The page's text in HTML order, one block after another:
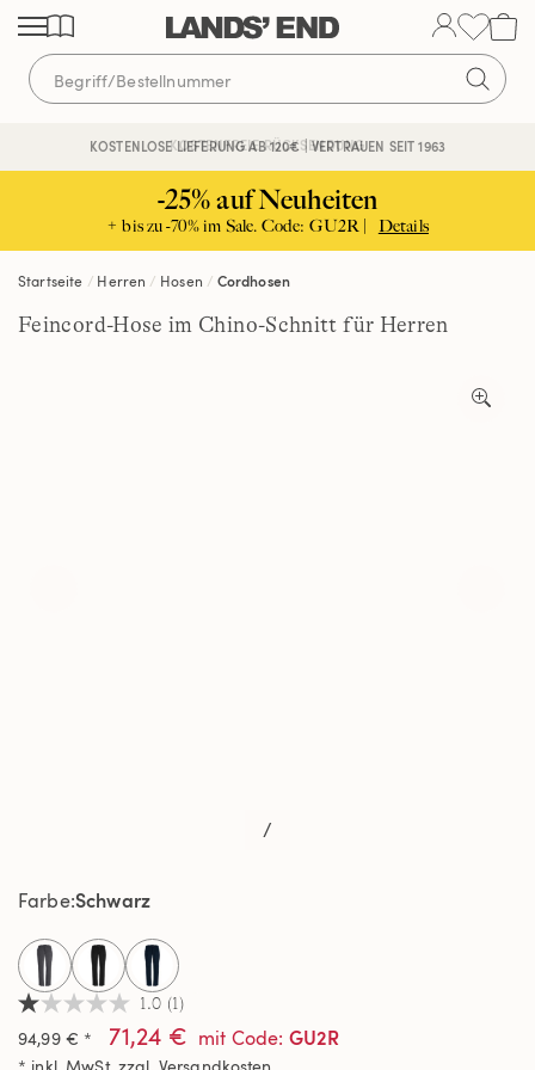
Direkt
zum
Inhalt
Direkt
zur
Navigation
Direkt
zur
Suche
KOSTENLOSE LIEFERUNG AB 120€ | VERTRAUEN SEIT 1963
KOSTENFREIE RÜCKSENDUNG
-25% auf Neuheiten
+ bis zu -70% im Sale. Code: GU2R | Details
Startseite Herren Hosen Cordhosen
Feincord-Hose im Chino-Schnitt für Herren
/
1.0
von
5
1.0 (1)
94,99 € * 71,24 € mit Code: GU2R
Farbe Schwarz
selected